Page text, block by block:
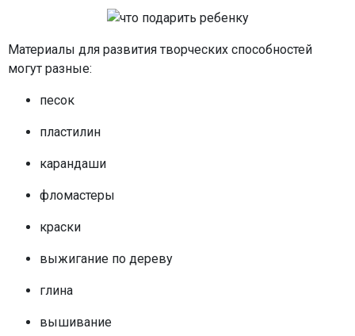
Материалы для развития творческих способностей
могут разные:
песок
пластилин
карандаши
фломастеры
краски
выжигание по дереву
глина
вышивание